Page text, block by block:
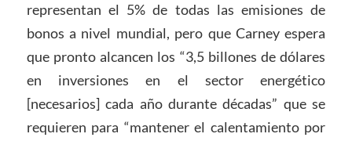
representan el 5% de todas las emisiones de
bonos a nivel mundial, pero que Carney espera
que pronto alcancen los “3,5 billones de dólares
en inversiones en el sector energético
[necesarios] cada año durante décadas” que se
requieren para “mantener el calentamiento por